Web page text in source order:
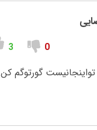
0
3
گورتوگم کن